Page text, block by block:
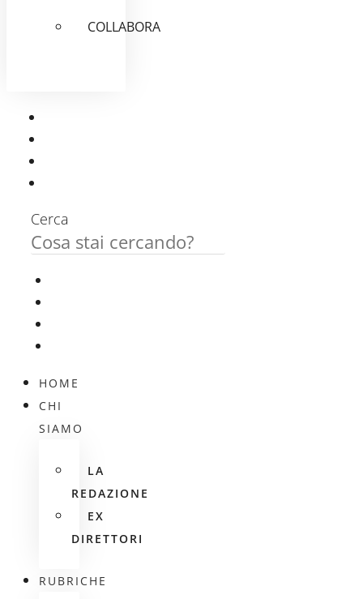
COLLABORA
Cerca
HOME
CHI
SIAMO
LA
REDAZIONE
EX
DIRETTORI
RUBRICHE